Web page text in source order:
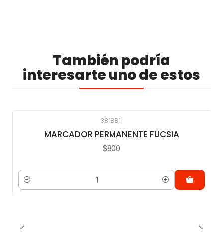
También podría
interesarte uno de estos
381881
MARCADOR PERMANENTE FUCSIA
$800
Cantidad